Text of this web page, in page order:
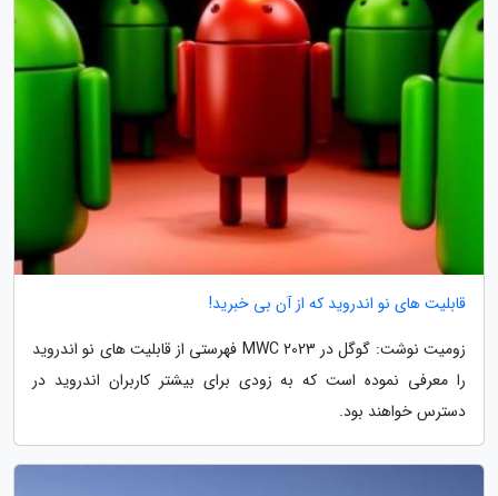
قابلیت های نو اندروید که از آن بی خبرید!
زومیت نوشت: گوگل در MWC 2023 فهرستی از قابلیت های نو اندروید
را معرفی نموده است که به زودی برای بیشتر کاربران اندروید در
دسترس خواهند بود.